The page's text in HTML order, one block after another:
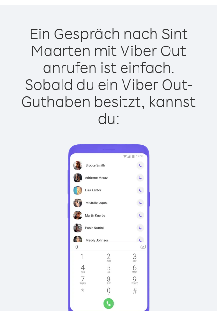
Ein Gespräch nach Sint
Maarten mit Viber Out
anrufen ist einfach.
Sobald du ein Viber Out-
Guthaben besitzt, kannst
du: